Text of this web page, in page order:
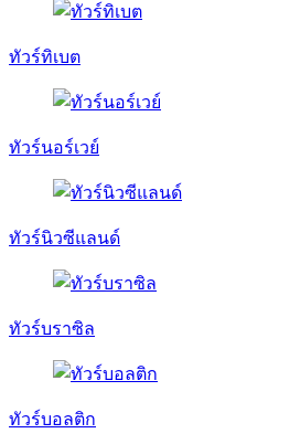
ทัวร์ทิเบต
ทัวร์นอร์เวย์
ทัวร์นิวซีแลนด์
ทัวร์บราซิล
ทัวร์บอลติก